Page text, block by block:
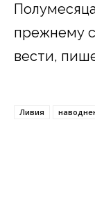
прежнему
вести,
Ливия